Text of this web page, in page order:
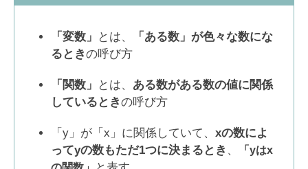
「変数」 とは、
「ある数」が色々な数にな
るときの呼び方
「関数」 とは、 ある数がある数の値に関係
しているときの呼び方
「y」が「x」に関係していて、xの数によ
ってyの数もただ1つに決まるとき 、
「yはx